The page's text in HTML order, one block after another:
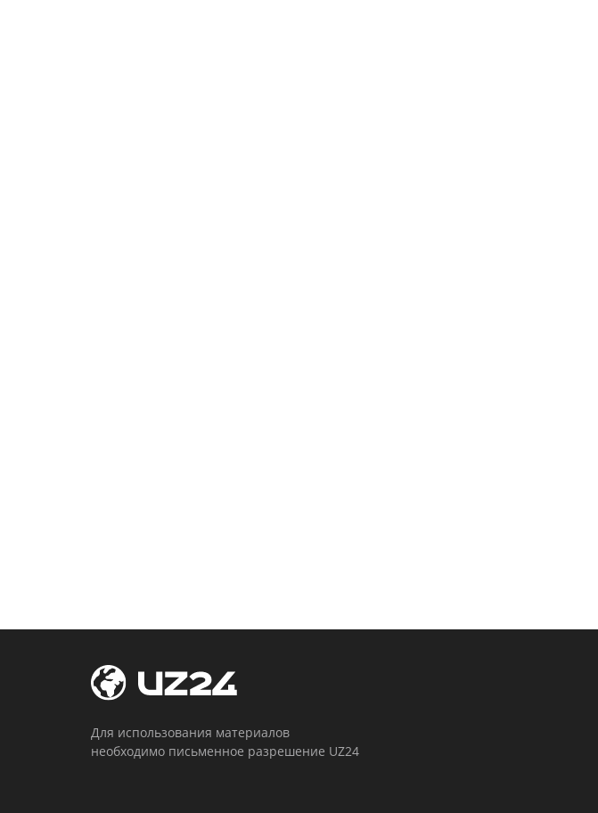
Для использования материалов
необходимо письменное разрешение UZ24